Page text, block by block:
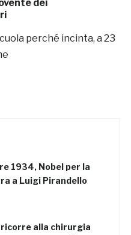
dei
perché incinta, a 23
1934, Nobel per la
a Luigi Pirandello
ricorre alla chirurgia